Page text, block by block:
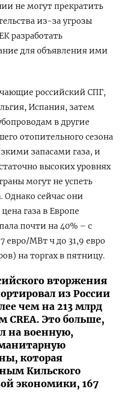
не могут прекратить
из-за угрозы
разработать
для объявления ими
российский СПГ,
Испания, затем
в другие
отопительного сезона
запасами газа, и
высоких уровнях
могут не успеть
Однако сейчас они
газа в Европе
почти на 40% – с
евро/МВт ч до 31,9 евро
на торгах в пятницу.
вторжения
из России
чем на 213 млрд
CREA. Это больше,
на военную,
которая
Кильского
экономики, 167